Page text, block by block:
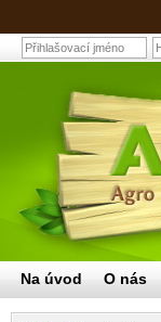
Na úvod O nás